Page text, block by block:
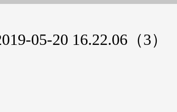
05-20 16.22.06（3）